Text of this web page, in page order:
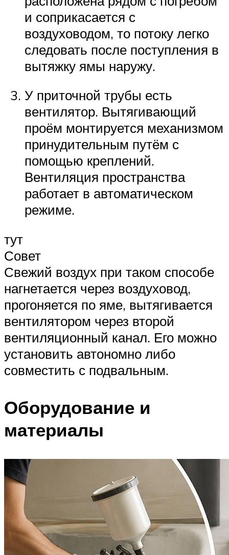
и соприкасается с
воздуховодом, то потоку легко
следовать после поступления в
вытяжку ямы наружу.
У приточной трубы есть
вентилятор. Вытягивающий
проём монтируется механизмом
принудительным путём с
помощью креплений.
Вентиляция пространства
работает в автоматическом
режиме.
тут
Совет
Свежий воздух при таком способе
нагнетается через воздуховод,
прогоняется по яме, вытягивается
вентилятором через второй
вентиляционный канал. Его можно
установить автономно либо
совместить с подвальным.
Оборудование и
материалы